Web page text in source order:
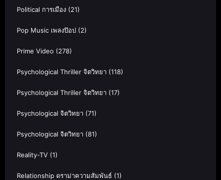
Political การเมือง (21)
Pop Music เพลงป๊อป (2)
Prime Video (278)
Psychological Thriller จิตวิทยา (118)
Psychological Thriller จิตวิทยา (17)
Psychological จิตวิทยา (71)
Psychological จิตวิทยา (81)
Reality-TV (1)
Relationship ดราม่าความสัมพันธ์ (1)